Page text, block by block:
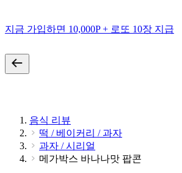
지금 가입하면 10,000P + 로또 10장 지급
음식 리뷰
떡 / 베이커리 / 과자
과자 / 시리얼
메가박스 바나나맛 팝콘